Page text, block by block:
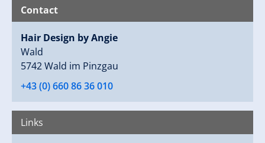
Contact
Hair Design by Angie
Wald
5742 Wald im Pinzgau
+43 (0) 660 86 36 010
Links